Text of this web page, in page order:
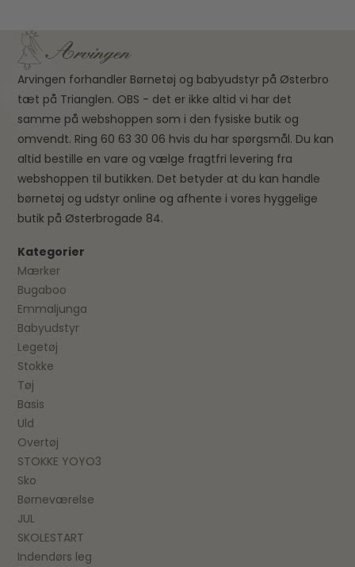
Arvingen forhandler Børnetøj og babyudstyr på Østerbro
tæt på Trianglen. OBS - det er ikke altid vi har det
samme på webshoppen som i den fysiske butik og
omvendt. Ring 60 63 30 06 hvis du har spørgsmål. Du kan
altid bestille en vare og vælge fragtfri levering fra
webshoppen til butikken. Det betyder at du kan handle
børnetøj og udstyr online og afhente i vores hyggelige
butik på Østerbrogade 84.
Kategorier
Mærker
Bugaboo
Emmaljunga
Babyudstyr
Legetøj
Stokke
Tøj
Basis
Uld
Overtøj
STOKKE YOYO3
Sko
Børneværelse
JUL
SKOLESTART
Indendørs leg